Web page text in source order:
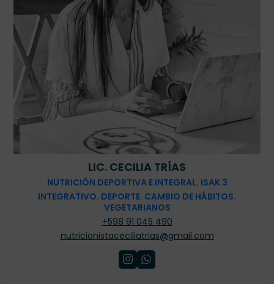
LIC. CECILIA TRÍAS
NUTRICIÓN DEPORTIVA E INTEGRAL. ISAK 3
INTEGRATIVO. DEPORTE. CAMBIO DE HÁBITOS.
VEGETARIANOS
+598 91 045 490
nutricionistaceciliatrias@gmail.com